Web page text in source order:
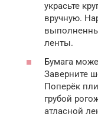
украсьте
вручную.
ленты.
Бумага
Заверните
Поперёк
грубой
атласной